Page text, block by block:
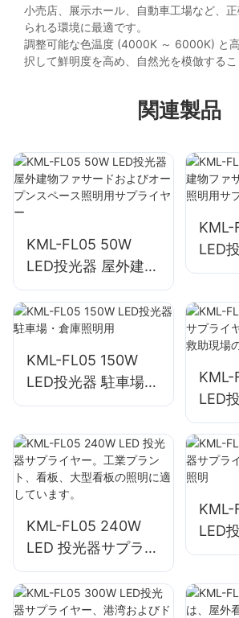
を排除します。
小売店、展示ホール、自動車工場など、
られる環境に最適です。
調整可能な色温度 (4000K ～ 6000K) と
択して鮮明度を高め、自然光を模倣する
関連製品
KML-FL05 50W
LED投光器 屋外建物
ファサードおよびオ
ープンスペース照明
用サプライヤー
KML-
LED
サー
ー
KML-FL05 150W
LED投光器 駐車場・
倉庫照明用
KML-
LED
ヤー
害救
KML-FL05 240W
LED 投光器サプライ
ヤー。工業プラン
ト、看板、大型看板
の照明に適していま
LED
ヤー